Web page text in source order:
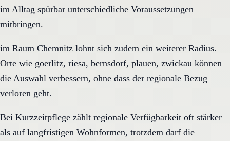
im Alltag spürbar unterschiedliche Voraussetzungen
mitbringen.
im Raum Chemnitz lohnt sich zudem ein weiterer Radius.
Orte wie goerlitz, riesa, bernsdorf, plauen, zwickau können
die Auswahl verbessern, ohne dass der regionale Bezug
verloren geht.
Bei Kurzzeitpflege zählt regionale Verfügbarkeit oft stärker
als auf langfristigen Wohnformen, trotzdem darf die